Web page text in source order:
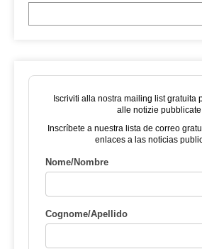
Iscriviti alla nostra mailing list gratuita
alle notizie pubblicate
Inscríbete a nuestra lista de correo
enlaces a las noticias
Nome/Nombre
Cognome/Apellido